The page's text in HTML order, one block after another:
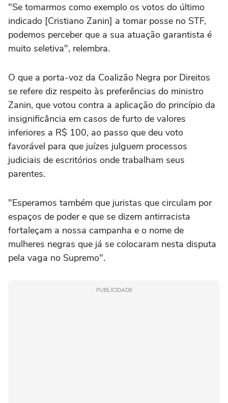
"Se tomarmos como exemplo os votos do último
indicado [Cristiano Zanin] a tomar posse no STF,
podemos perceber que a sua atuação garantista é
muito seletiva", relembra.
O que a porta-voz da Coalizão Negra por Direitos
se refere diz respeito às preferências do ministro
Zanin, que votou contra a aplicação do princípio da
insignificância em casos de furto de valores
inferiores a R$ 100, ao passo que deu voto
favorável para que juízes julguem processos
judiciais de escritórios onde trabalham seus
parentes.
"Esperamos também que juristas que circulam por
espaços de poder e que se dizem antirracista
fortaleçam a nossa campanha e o nome de
mulheres negras que já se colocaram nesta disputa
pela vaga no Supremo".
PUBLICIDADE